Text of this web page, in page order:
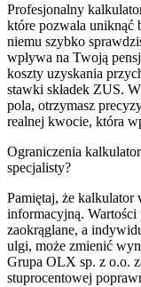
Profesjonalny
które pozwala uniknąć
niemu szybko
wpływa na Twoją
koszty uzyskania
stawki składek ZUS.
pola, otrzymasz
realnej kwocie, która
Ograniczenia
specjalisty?
Pamiętaj, że kalkulator
informacyjną. Wartości
zaokrąglane, a
ulgi, może zmienić
Grupa OLX sp. z o.o.
stuprocentowej